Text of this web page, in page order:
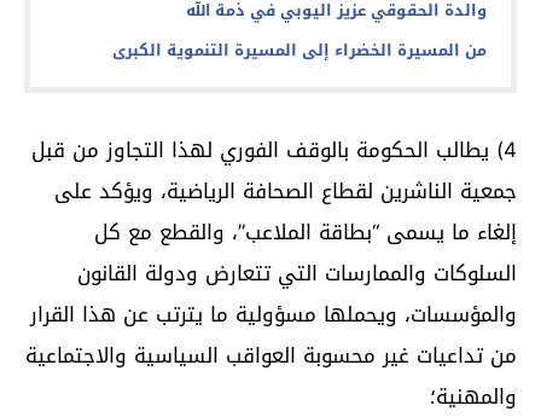
والدة الحقوقي عزيز اليوبي في ذمة الله
من المسيرة الخضراء إلى المسيرة التنموية الكبرى
4) يطالب الحكومة بالوقف الفوري لهذا التجاوز من قبل
جمعية الناشرين لقطاع الصحافة الرياضية، ويؤكد على
إلغاء ما يسمى “بطاقة الملاعب”، والقطع مع كل
السلوكات والممارسات التي تتعارض ودولة القانون
والمؤسسات، ويحملها مسؤولية ما يترتب عن هذا القرار
من تداعيات غير محسوبة العواقب السياسية والاجتماعية
والمهنية؛